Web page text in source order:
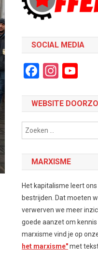
SOCIAL MEDIA
Facebook
WEBSITE
MARXISME
Het kapitalisme leert
bestrijden. Dat moeten
verwerven we meer
goede aanzet om
marxisme vind je op
het marxisme"met